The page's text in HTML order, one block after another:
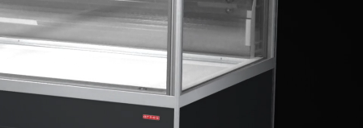
Elevata visibilità.
Alta capacità di carico.